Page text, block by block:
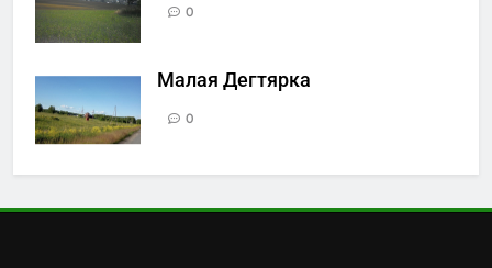
0
Малая Дегтярка
0